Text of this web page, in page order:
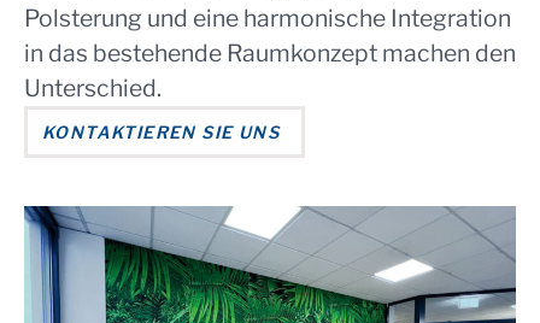
Polsterung und eine harmonische Integration
in das bestehende Raumkonzept machen den
Unterschied.
KONTAKTIEREN SIE UNS